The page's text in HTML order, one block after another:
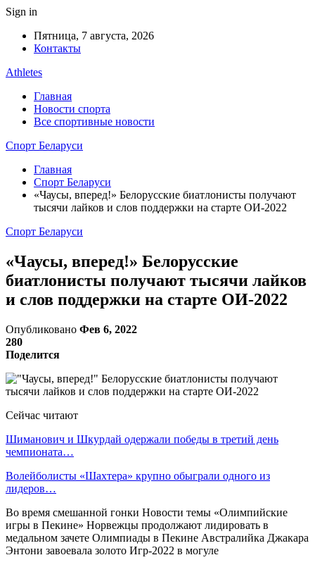
Sign in
Пятница, 7 августа, 2026
Контакты
Athletes
Главная
Новости спорта
Все спортивные новости
Спорт Беларуси
Главная
Спорт Беларуси
«Чаусы, вперед!» Белорусские биатлонисты получают
тысячи лайков и слов поддержки на старте ОИ-2022
Спорт Беларуси
«Чаусы, вперед!» Белорусские
биатлонисты получают тысячи лайков
и слов поддержки на старте ОИ-2022
Опубликовано Фев 6, 2022
280
Поделится
Сейчас читают
Шиманович и Шкурдай одержали победы в третий день
чемпионата…
Волейболисты «Шахтера» крупно обыграли одного из
лидеров…
Во время смешанной гонки Новости темы «Олимпийские
игры в Пекине» Норвежцы продолжают лидировать в
медальном зачете Олимпиады в Пекине Австралийка Джакара
Энтони завоевала золото Игр-2022 в могуле